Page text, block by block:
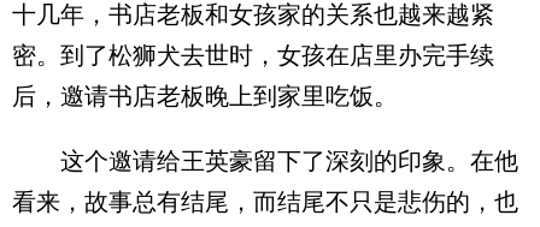
十几年，书店老板和女孩家的关系也越来越紧
密。到了松狮犬去世时，女孩在店里办完手续
后，邀请书店老板晚上到家里吃饭。
这个邀请给王英豪留下了深刻的印象。在他
看来，故事总有结尾，而结尾不只是悲伤的，也